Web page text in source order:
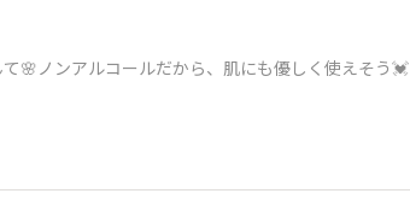
🌸ノンアルコールだから、肌にも優しく使えそう💓